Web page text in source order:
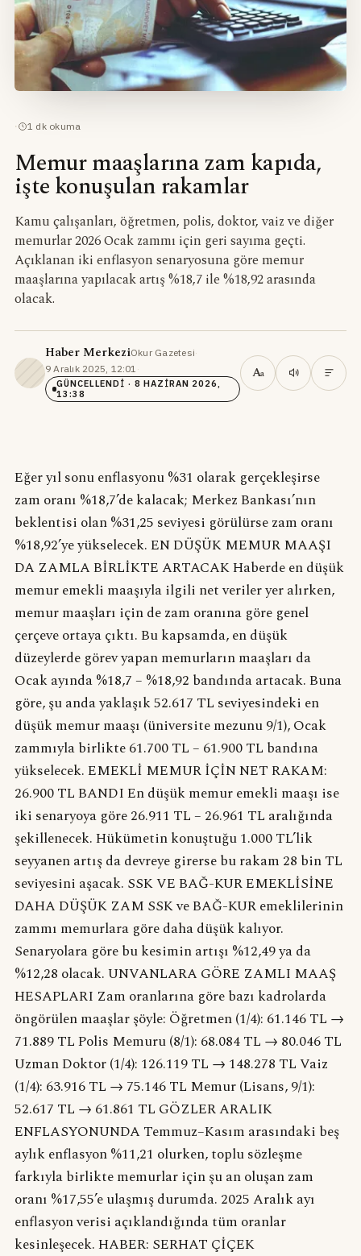
· 1 dk okuma
Memur maaşlarına zam kapıda,
işte konuşulan rakamlar
Kamu çalışanları, öğretmen, polis, doktor, vaiz ve diğer
memurlar 2026 Ocak zammı için geri sayıma geçti.
Açıklanan iki enflasyon senaryosuna göre memur
maaşlarına yapılacak artış %18,7 ile %18,92 arasında
olacak.
Haber MerkeziOkur Gazetesi·
9 Aralık 2025, 12:01 ·
GÜNCELLENDI · 8 HAZIRAN 2026,
13:38
Aa
Eğer yıl sonu enflasyonu %31 olarak gerçekleşirse
zam oranı %18,7’de kalacak; Merkez Bankası’nın
beklentisi olan %31,25 seviyesi görülürse zam oranı
%18,92’ye yükselecek. EN DÜŞÜK MEMUR MAAŞI
DA ZAMLA BİRLİKTE ARTACAK Haberde en düşük
memur emekli maaşıyla ilgili net veriler yer alırken,
memur maaşları için de zam oranına göre genel
çerçeve ortaya çıktı. Bu kapsamda, en düşük
düzeylerde görev yapan memurların maaşları da
Ocak ayında %18,7 – %18,92 bandında artacak. Buna
göre, şu anda yaklaşık 52.617 TL seviyesindeki en
düşük memur maaşı (üniversite mezunu 9/1), Ocak
zammıyla birlikte 61.700 TL – 61.900 TL bandına
yükselecek. EMEKLİ MEMUR İÇİN NET RAKAM:
26.900 TL BANDI En düşük memur emekli maaşı ise
iki senaryoya göre 26.911 TL – 26.961 TL aralığında
şekillenecek. Hükümetin konuştuğu 1.000 TL’lik
seyyanen artış da devreye girerse bu rakam 28 bin TL
seviyesini aşacak. SSK VE BAĞ-KUR EMEKLİSİNE
DAHA DÜŞÜK ZAM SSK ve BAĞ-KUR emeklilerinin
zammı memurlara göre daha düşük kalıyor.
Senaryolara göre bu kesimin artışı %12,49 ya da
%12,28 olacak. UNVANLARA GÖRE ZAMLI MAAŞ
HESAPLARI Zam oranlarına göre bazı kadrolarda
öngörülen maaşlar şöyle: Öğretmen (1/4): 61.146 TL →
71.889 TL Polis Memuru (8/1): 68.084 TL → 80.046 TL
Uzman Doktor (1/4): 126.119 TL → 148.278 TL Vaiz
(1/4): 63.916 TL → 75.146 TL Memur (Lisans, 9/1):
52.617 TL → 61.861 TL GÖZLER ARALIK
ENFLASYONUNDA Temmuz–Kasım arasındaki beş
aylık enflasyon %11,21 olurken, toplu sözleşme
farkıyla birlikte memurlar için şu an oluşan zam
oranı %17,55’e ulaşmış durumda. 2025 Aralık ayı
enflasyon verisi açıklandığında tüm oranlar
kesinleşecek. HABER: SERHAT ÇİÇEK